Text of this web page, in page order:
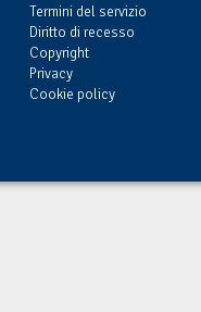
Termini del servizio
Diritto di recesso
Copyright
Privacy
Cookie policy